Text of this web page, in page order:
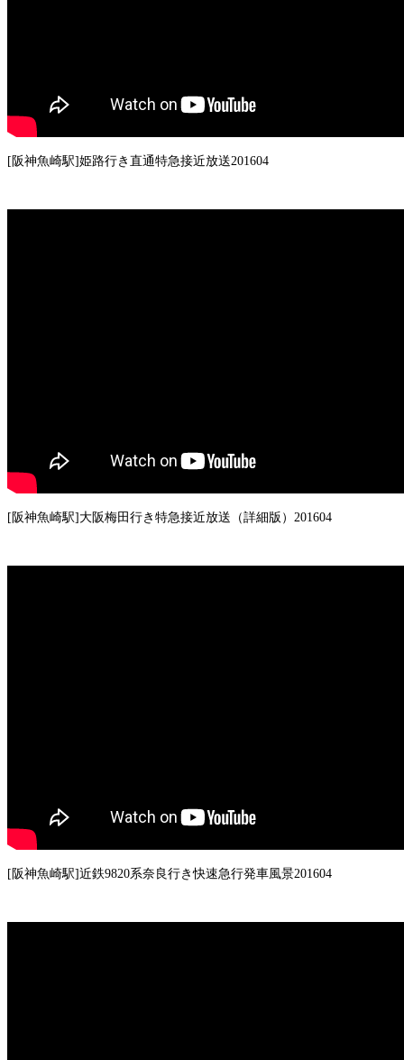
[阪神魚崎駅]姫路行き直通特急接近放送201604
[阪神魚崎駅]大阪梅田行き特急接近放送（詳細版）201604
[阪神魚崎駅]近鉄9820系奈良行き快速急行発車風景201604